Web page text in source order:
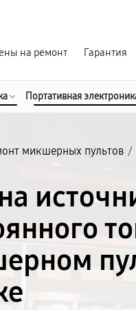
на ремонт Гарантия
Портативная
микшерных пультов /